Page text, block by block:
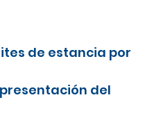
de estancia por
del